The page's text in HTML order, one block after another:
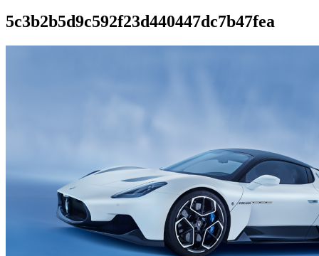
5c3b2b5d9c592f23d440447dc7b47fea